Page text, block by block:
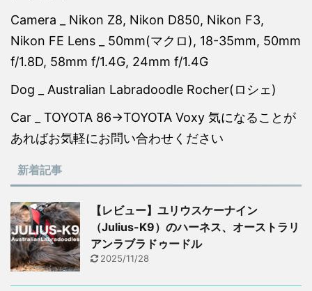
Camera _ Nikon Z8, Nikon D850, Nikon F3,
Nikon FE Lens _ 50mm(マクロ), 18-35mm, 50mm
f/1.8D, 58mm f/1.4G, 24mm f/1.4G
Dog _ Australian Labradoodle Rocher(ロシェ)
Car _ TOYOTA 86→TOYOTA Voxy 気になることが
あればお気軽にお問い合わせください
新着記事
【レビュー】ユリウスケーナイン
（Julius-K9）のハーネス、オーストラリ
アンラブラドゥードル
2025/11/28